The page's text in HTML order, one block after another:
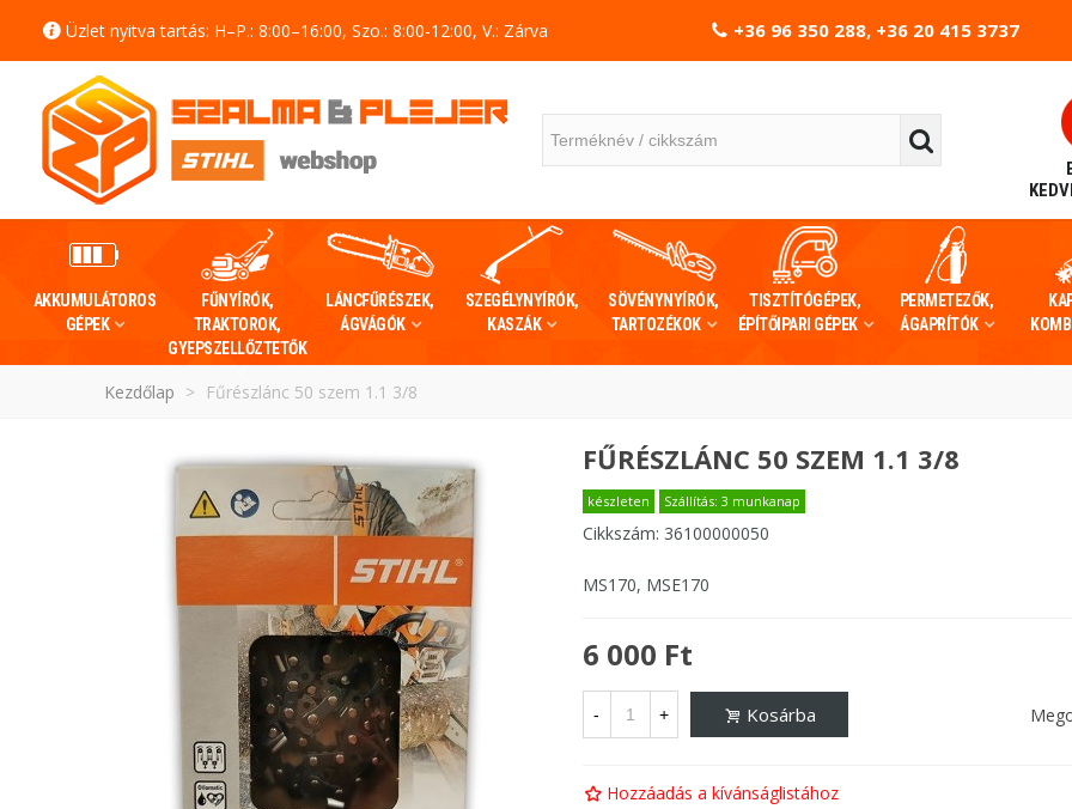
Üzlet nyitva tartás: H–P.: 8:00–16:00, Szo.: 8:00-12:00, V.: Zárva +36 96 350 288, +36 20 415 3737
AKKUMULÁTOROS
GÉPEK
FŰNYÍRÓK,
TRAKTOROK,
GYEPSZELLŐZTETŐK
LÁNCFŰRÉSZEK,
ÁGVÁGÓK
SZEGÉLYNYÍRÓK,
KASZÁK
SÖVÉNYNYÍRÓK,
TARTOZÉKOK
TISZTÍTÓGÉPEK,
ÉPÍTŐIPARI GÉPEK
PERMETEZŐK,
ÁGAPRÍTÓK
Kezdőlap > Fűrészlánc 50 szem 1.1 3/8
FŰRÉSZLÁNC 50 SZEM 1.1 3/8
készleten Szállítás: 3 munkanap
Cikkszám: 36100000050
MS170, MSE170
6 000 Ft
- + Kosárba
Hozzáadás a kívánságlistához